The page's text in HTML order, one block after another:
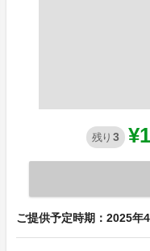
残り 3
ご提供予定時期：2025年